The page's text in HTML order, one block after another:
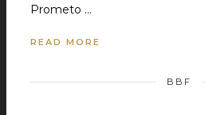
Prometo …
READ MORE
BBF